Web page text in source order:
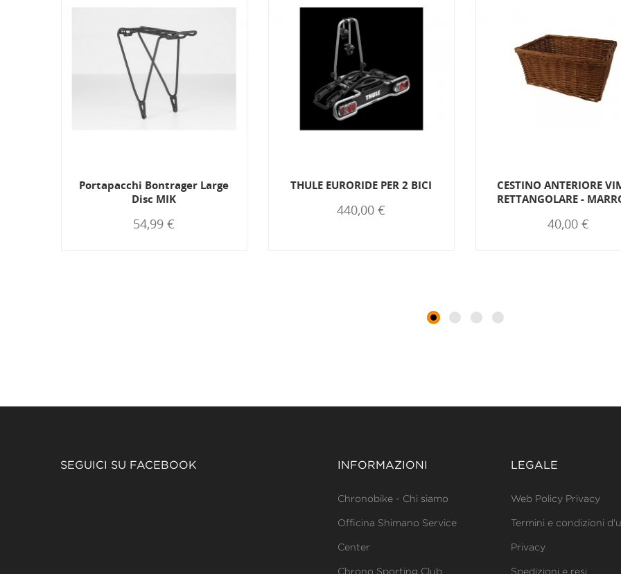
Portapacchi Bontrager Large
Disc MIK
54,99 €
THULE EURORIDE PER 2 BICI
440,00 €
CESTINO ANTERIORE
RETTANGOLARE -
40,00 €
SEGUICI SU FACEBOOK INFORMAZIONI
Chronobike - Chi siamo
Officina Shimano Service
Center
Chrono Sporting Club
LEGALE
Web Policy Privacy
Termini e condizioni
Privacy
Spedizioni e resi